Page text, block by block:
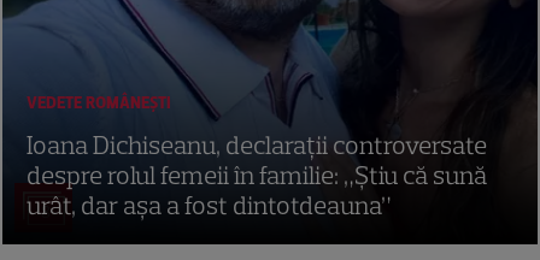
8
VEDETE ROMÂNEŞTI
Ioana Dichiseanu, declarații controversate
despre rolul femeii în familie: „Știu că sună
urât, dar așa a fost dintotdeauna”